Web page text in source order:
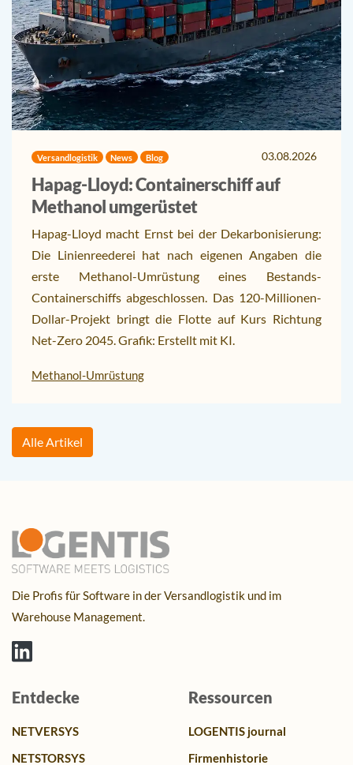
Versandlogistik News Blog 03.08.2026
Hapag-Lloyd: Containerschiff auf
Methanol umgerüstet
Hapag-Lloyd macht Ernst bei der Dekarbonisierung:
Die Linienreederei hat nach eigenen Angaben die
erste Methanol-Umrüstung eines Bestands-
Containerschiffs abgeschlossen. Das 120-Millionen-
Dollar-Projekt bringt die Flotte auf Kurs Richtung
Net-Zero 2045. Grafik: Erstellt mit KI.
Methanol-Umrüstung
Alle Artikel
Die Profis für Software in der Versandlogistik und im
Warehouse Management.
Entdecke
NETVERSYS
NETSTORSYS
Ressourcen
LOGENTIS journal
Firmenhistorie